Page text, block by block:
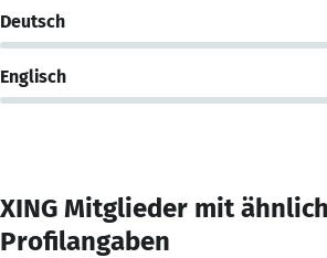
Deutsch
Englisch
XING Mitglieder mit
Profilangaben